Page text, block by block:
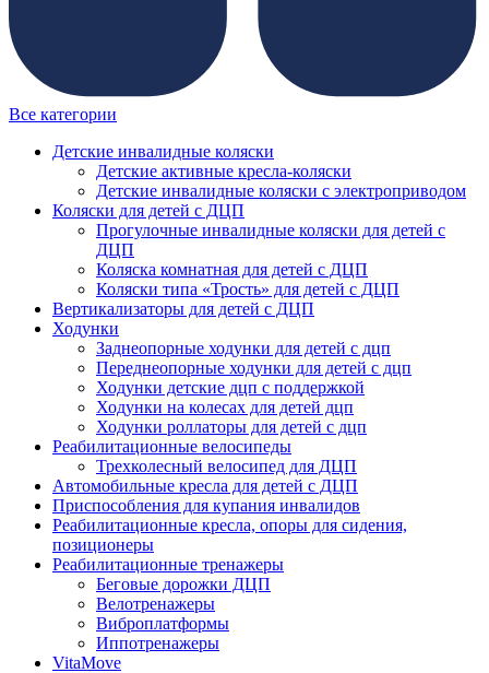
Все категории
Детские инвалидные коляски
Детские активные кресла-коляски
Детские инвалидные коляски с электроприводом
Коляски для детей с ДЦП
Прогулочные инвалидные коляски для детей с
ДЦП
Коляска комнатная для детей с ДЦП
Коляски типа «Трость» для детей с ДЦП
Вертикализаторы для детей с ДЦП
Ходунки
Заднеопорные ходунки для детей с дцп
Переднеопорные ходунки для детей с дцп
Ходунки детские дцп с поддержкой
Ходунки на колесах для детей дцп
Ходунки роллаторы для детей с дцп
Реабилитационные велосипеды
Трехколесный велосипед для ДЦП
Автомобильные кресла для детей с ДЦП
Приспособления для купания инвалидов
Реабилитационные кресла, опоры для сидения,
позиционеры
Реабилитационные тренажеры
Беговые дорожки ДЦП
Велотренажеры
Виброплатформы
Иппотренажеры
VitaMove